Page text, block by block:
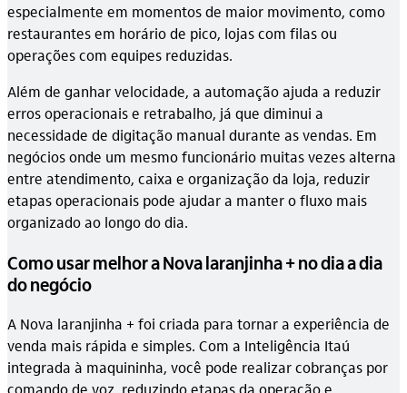
especialmente em momentos de maior movimento, como
restaurantes em horário de pico, lojas com filas ou
operações com equipes reduzidas.
Além de ganhar velocidade, a automação ajuda a reduzir
erros operacionais e retrabalho, já que diminui a
necessidade de digitação manual durante as vendas. Em
negócios onde um mesmo funcionário muitas vezes alterna
entre atendimento, caixa e organização da loja, reduzir
etapas operacionais pode ajudar a manter o fluxo mais
organizado ao longo do dia.
Como usar melhor a Nova laranjinha + no dia a dia
do negócio
A Nova laranjinha + foi criada para tornar a experiência de
venda mais rápida e simples. Com a Inteligência Itaú
integrada à maquininha, você pode realizar cobranças por
comando de voz, reduzindo etapas da operação e